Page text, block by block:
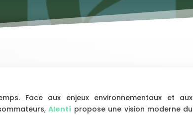
Face aux enjeux environnementaux et aux
Alentí propose une vision moderne du